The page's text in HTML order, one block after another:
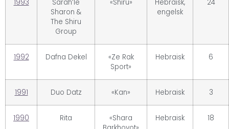
1993
Sarah’le
Sharon &
The Shiru
Group
«Shiru»
Hebraisk,
engelsk
24
1992 Dafna Dekel
«Ze Rak
Sport»
Hebraisk 6
1991 Duo Datz «Kan» Hebraisk 3
1990 Rita
«Shara
Hebraisk 18